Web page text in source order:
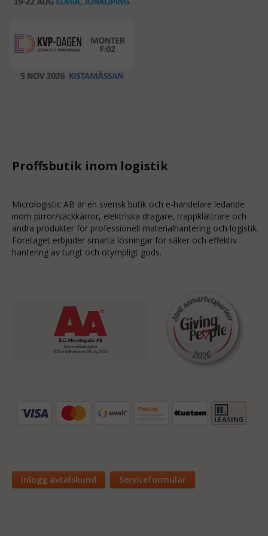
Proffsbutik inom logistik
Micrologistic AB är en svensk butik och e-handelare ledande
inom pirror/säckkärror, elektriska dragare, trappklättrare och
andra produkter för professionell materialhantering och logistik.
Företaget erbjuder smarta lösningar för säker och effektiv
hantering av tungt och otympligt gods.
Inlogg avtalskund Serviceformulär